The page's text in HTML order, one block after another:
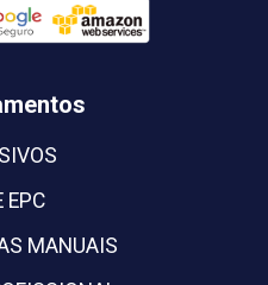
EPC
MANUAIS